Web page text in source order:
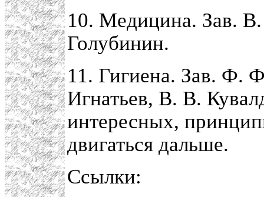
10. Медицина. Зав.
Голубинин.
11. Гигиена. Зав. Ф.
Игнатьев, В. В.
интересных,
двигаться дальше.
Ссылки: